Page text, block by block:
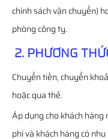
chính sách vận chuyển)
phòng công ty.
2. PHƯƠNG
Chuyển tiền, chuyển
hoặc qua thẻ.
Áp dụng cho khách
phí và khách hàng có